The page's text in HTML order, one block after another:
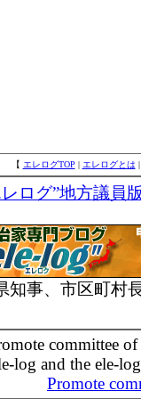
【 エレログTOP | エレログとは
ログ”地方議員
知事、市区町村
committee
log and the ele-
Promote